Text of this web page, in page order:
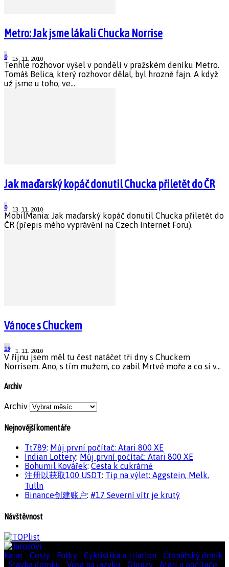
Metro: Jak jsme lákali Chucka Norrise
15. 11. 2010
0
Tenhle rozhovor vyšel v pondělí v pražském deníku Metro.
Tomáš Belica, který rozhovor dělal, byl hrozně fajn. A když
už jsme u toho, ve...
Jak maďarský kopáč donutil Chucka přiletět do ČR
13. 11. 2010
0
MobilMania: Jak maďarský kopáč donutil Chucka přiletět do
ČR (přepis mého vyprávění na Czech Internet Foru).
Vánoce s Chuckem
1. 11. 2010
19
V říjnu jsem měl tu čest natáčet tři dny s Chuckem
Norrisem. Ano, s tím mužem, co zabil Mrtvé moře a co si v...
Archiv
Archiv
Nejnovější komentáře
Tt789: Můj první počítač: Atari 800 XE
Indian Lottery: Můj první počítač: Atari 800 XE
Bohumil Kovářek: Cesta k cukrárně
注册以获取100 USDT: Tip na výlet: Aggstein, Melk,
Tulln
Binance创建账户: #17 Severní vítr je krutý
Návštěvnost
Katar Cesty Fotky Cyklistika a triatlon
Čtenářský deník
Stavba domku Vosa na jazyku Obrazy Atari a počítače